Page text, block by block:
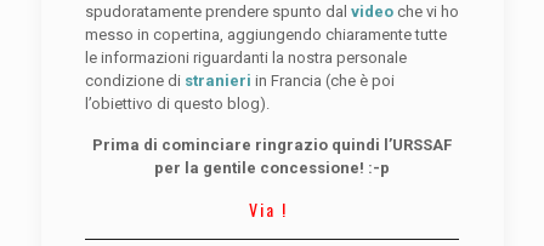
spudoratamente prendere spunto dal video che vi ho
messo in copertina, aggiungendo chiaramente tutte
le informazioni riguardanti la nostra personale
condizione di stranieri in Francia (che è poi
l’obiettivo di questo blog).
Prima di cominciare ringrazio quindi l’URSSAF
per la gentile concessione! :-p
Via !